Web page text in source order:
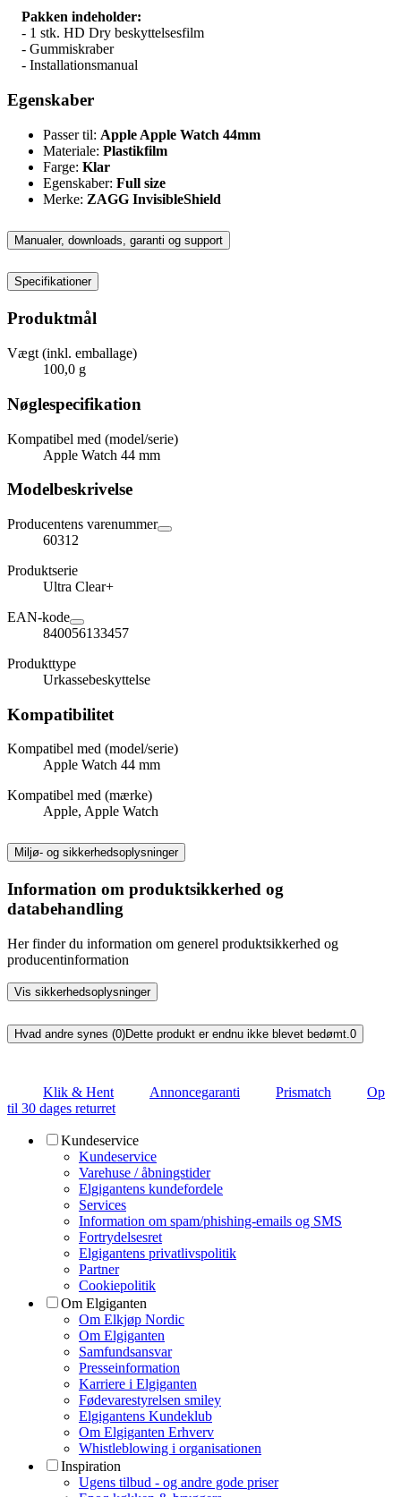
Pakken indeholder:
- 1 stk. HD Dry beskyttelsesfilm
- Gummiskraber
- Installationsmanual
Egenskaber
Passer til: Apple Apple Watch 44mm
Materiale: Plastikfilm
Farge: Klar
Egenskaber: Full size
Merke: ZAGG InvisibleShield
Manualer, downloads, garanti og support
Specifikationer
Produktmål
Vægt (inkl. emballage)
100,0 g
Nøglespecifikation
Kompatibel med (model/serie)
Apple Watch 44 mm
Modelbeskrivelse
Producentens varenummer
60312
Produktserie
Ultra Clear+
EAN-kode
840056133457
Produkttype
Urkassebeskyttelse
Kompatibilitet
Kompatibel med (model/serie)
Apple Watch 44 mm
Kompatibel med (mærke)
Apple, Apple Watch
Miljø- og sikkerhedsoplysninger
Information om produktsikkerhed og
databehandling
Her finder du information om generel produktsikkerhed og
producentinformation
Vis sikkerhedsoplysninger
Hvad andre synes (0)Dette produkt er endnu ikke blevet bedømt. 0
Klik & Hent Annoncegaranti Prismatch
Op
til 30 dages returret
Kundeservice
Kundeservice
Varehuse / åbningstider
Elgigantens kundefordele
Services
Information om spam/phishing-emails og SMS
Fortrydelsesret
Elgigantens privatlivspolitik
Partner
Cookiepolitik
Om Elgiganten
Om Elkjøp Nordic
Om Elgiganten
Samfundsansvar
Presseinformation
Karriere i Elgiganten
Fødevarestyrelsen smiley
Elgigantens Kundeklub
Om Elgiganten Erhverv
Whistleblowing i organisationen
Inspiration
Ugens tilbud - og andre gode priser